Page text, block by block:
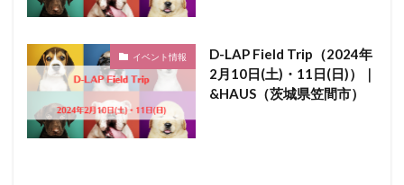
イベント情報
D-LAP Field Trip（2024年
2月10日(土)・11日(日)）｜
&HAUS（茨城県笠間市）